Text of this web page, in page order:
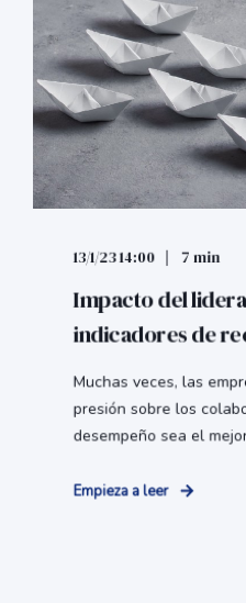
13/1/23 14:00 7 min
Impacto del
indicadores de
Muchas veces, las
presión sobre los
desempeño sea el
Empieza a leer